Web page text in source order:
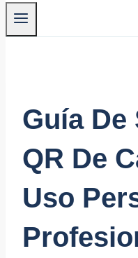
Guía De
QR De
Uso